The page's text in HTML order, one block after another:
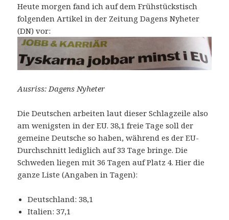
Heute morgen fand ich auf dem Frühstückstisch
folgenden Artikel in der Zeitung Dagens Nyheter
(DN) vor:
Ausriss: Dagens Nyheter
Die Deutschen arbeiten laut dieser Schlagzeile also
am wenigsten in der EU. 38,1 freie Tage soll der
gemeine Deutsche so haben, während es der EU-
Durchschnitt lediglich auf 33 Tage bringe. Die
Schweden liegen mit 36 Tagen auf Platz 4. Hier die
ganze Liste (Angaben in Tagen):
Deutschland: 38,1
Italien: 37,1